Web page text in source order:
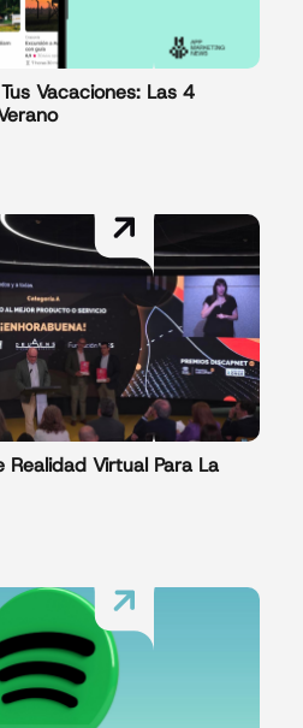
Vacaciones: Las 4
Realidad Virtual Para La